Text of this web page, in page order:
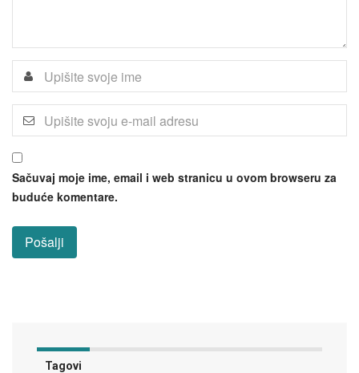
Sačuvaj moje ime, email i web stranicu u ovom browseru za
buduće komentare.
Tagovi